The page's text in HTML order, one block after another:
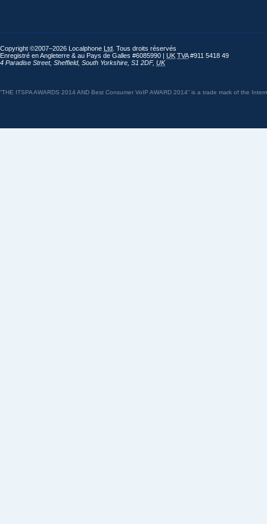
Copyright ©2007–2026 Localphone Ltd . Tous droits réservés
Enregistré en Angleterre & au Pays de Galles #6085990 | UK TVA#911 5418 49
4 Paradise Street, Sheffield, South Yorkshire S1 2DF, UK
“THE ITSPA AWARDS 2014 AND Best Consumer VoIP AWARD 2014” is a trade mark of the